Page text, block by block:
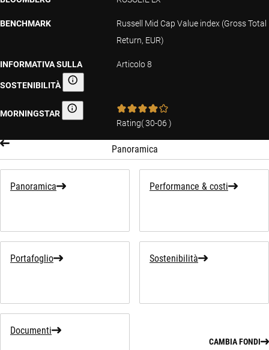
BENCHMARK
Russell Mid Cap Value index (Gross Total
Return, EUR)
INFORMATIVA SULLA
SOSTENIBILITÀ Informativa sulla sostenibilità
Articolo 8
MORNINGSTAR Morningstar
Rating(30-06 )
Panoramica
Panoramica Performance & costi
Portafoglio Sostenibilità
Documenti
CAMBIA FONDI